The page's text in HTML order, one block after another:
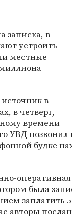
записка, в
устроить
местные
источник в
в четверг,
времени
УВД
будке
была
заплатить
авторы